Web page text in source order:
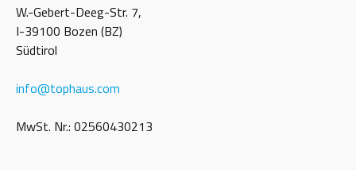
W.-Gebert-Deeg-Str. 7,
I-39100 Bozen (BZ)
Südtirol
info@tophaus.com
MwSt. Nr.: 02560430213